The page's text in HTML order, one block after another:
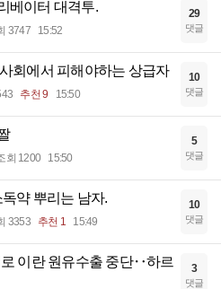
베이터 대격투.
3747 15:52
29
댓글
회에서 피해야하는 상급자
추천 9 15:50
10
댓글
회 1200 15:50
5
댓글
약 뿌리는 남자.
3353 추천 1 15:49
10
댓글
이란 원유수출 중단‥하르
3
댓글